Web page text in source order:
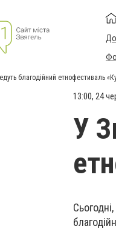
благодійний етнофестиваль
13:00, 24
У